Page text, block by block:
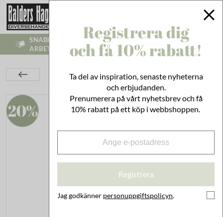
SNABB LEVERANS - VI SKICKR INOM 1-3
ARBETSDAGAR
Lampa Mini På Klämma Antik Vit
Registrera dig
och få 10% rabatt!
Ta del av inspiration, senaste nyheterna
och erbjudanden.
Prenumerera på vårt nyhetsbrev och få
10% rabatt på ett köp i webbshoppen.
Registrera
Jag godkänner personuppgiftspolicyn.